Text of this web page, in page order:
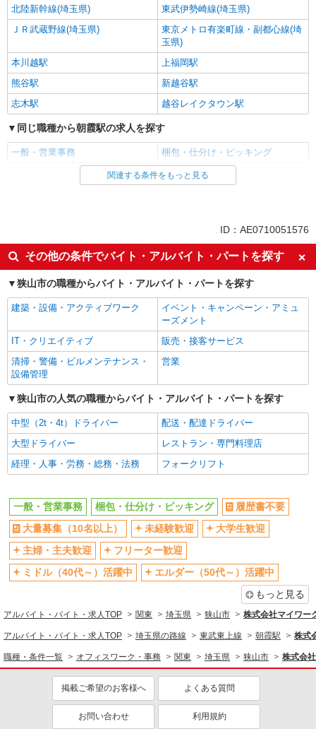
北陸新幹線(埼玉県)
東武伊勢崎線(埼玉県)
ＪＲ武蔵野線(埼玉県)
東京メトロ有楽町線・副都心線(埼
玉県)
本川越駅
上福岡駅
熊谷駅
新越谷駅
志木駅
越谷レイクタウン駅
同じ職種から朝霞駅の求人を探す
一般・営業事務 梱包・仕分け・ピッキング
同じ雇用形態から朝霞駅の求人を探す
同じ特徴から朝霞駅の求人を探す
履歴書不要
大量募集（10名以上）
未経験歓迎
大学生歓迎
主婦・主夫歓迎
フリーター歓迎
ミドル（40代～）活躍中
エルダー（50代～）活躍中
シニア（60代～）活躍中
日払い
週払い
短期（1週間以内）
短期（1ヶ月以内）
短期（3ヶ月以内）
週1日勤務OK
週2～3日勤務OK
短時間勤務（1日4h以内）OK
時間や曜日が選べる・シフト自由
フルタイム歓迎
早朝
朝
昼
夕方
夜
深夜
車通勤OK
バイク通勤OK
自転車通勤OK
扶養内勤務OK
副業・WワークOK
登録制
同じ職種から求人を探す
一般・営業事務
軽作業・製造・物流
梱包・仕分け・ピッキング
関連する条件をもっと見る
ID：AE0710051576
その他の条件でバイト・アルバイト・パートを探す
狭山市の職種からバイト・アルバイト・パートを探す
建築・設備・アクティブワーク
イベント・キャンペーン・アミュ
ーズメント
IT・クリエイティブ
販売・接客サービス
清掃・警備・ビルメンテナンス・
設備管理
営業
狭山市の人気の職種からバイト・アルバイト・パートを探す
中型（2t・4t）ドライバー
配送・配達ドライバー
大型ドライバー
レストラン・専門料理店
経理・人事・労務・総務・法務
フォークリフト
一般・営業事務 梱包・仕分け・ピッキング
履歴書不要
大量募集（10名以上）
未経験歓迎
大学生歓迎
主婦・主夫歓迎
フリーター歓迎
ミドル（40代～）活躍中
エルダー（50代～）活躍中
もっと見る
アルバイト・バイト・求人TOP 関東 埼玉県 狭山市 株式会社マイワー
アルバイト・バイト・求人TOP 埼玉県の路線 東武東上線 朝霞駅 株式
職種・条件一覧 オフィスワーク・事務 関東 埼玉県 狭山市 株式会
掲載ご希望のお客様へ よくある質問
お問い合わせ 利用規約